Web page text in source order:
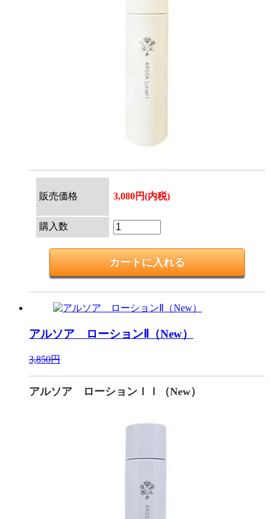
販売価格 3,080円(内税)
購入数
アルソア ローションⅡ（New）
3,850円
アルソア ローションＩＩ（New）